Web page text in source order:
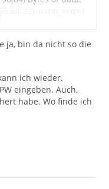
de!
bytes of data.
icmp_seq=1
ja, bin da nicht so die
ich wieder.
eingeben. Auch,
habe. Wo finde ich